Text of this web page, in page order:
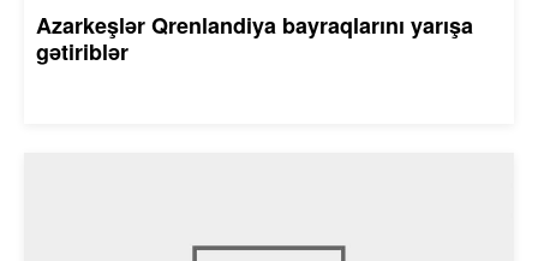
Azarkeşlər Qrenlandiya bayraqlarını yarışa
gətiriblər